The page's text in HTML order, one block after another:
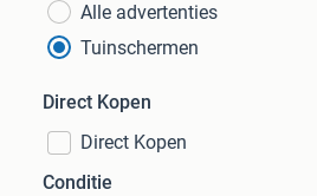
Alle advertenties
Tuinschermen
Direct Kopen
Direct Kopen
Conditie